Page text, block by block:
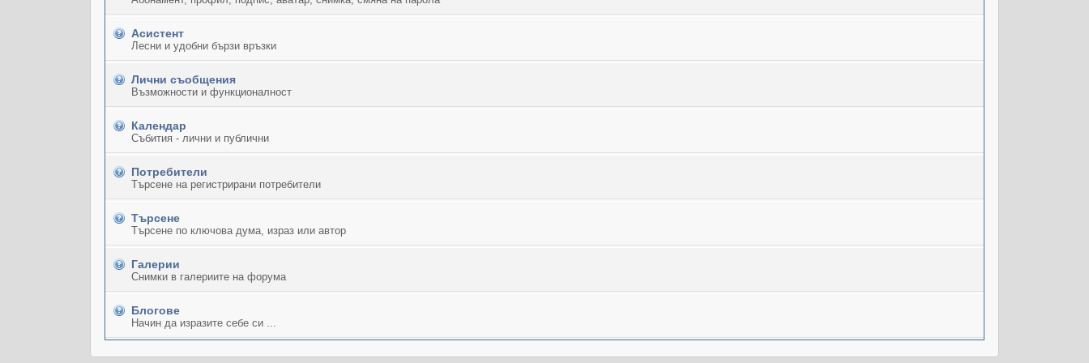
Асистент
Лесни и удобни бързи връзки
Лични съобщения
Възможности и функционалност
Календар
Събития - лични и публични
Потребители
Търсене на регистрирани потребители
Търсене
Търсене по ключова дума, израз или автор
Галерии
Снимки в галериите на форума
Блогове
Начин да изразите себе си ...